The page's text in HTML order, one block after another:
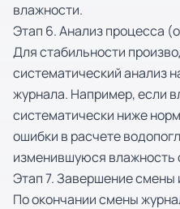
влажности.
Этап 6. Анализ процесса
Для стабильности
систематический анализ
журнала. Например, если
систематически ниже
ошибки в расчете
изменившуюся влажность
Этап 7. Завершение смены
По окончании смены